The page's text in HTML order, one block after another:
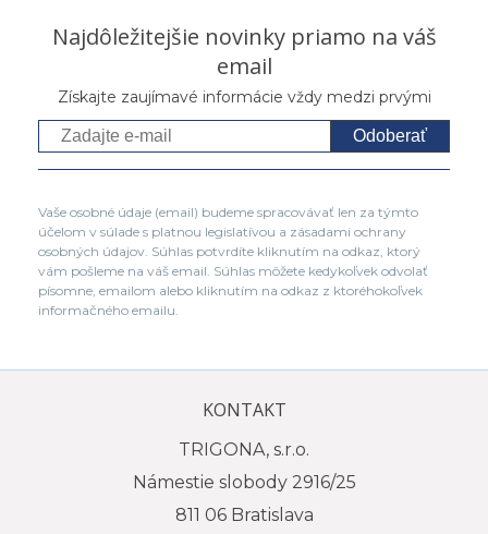
Najdôležitejšie novinky priamo na váš
email
Získajte zaujímavé informácie vždy medzi prvými
Odoberať
Vaše osobné údaje (email) budeme spracovávať len za týmto
účelom v súlade s platnou legislatívou a zásadami ochrany
osobných údajov. Súhlas potvrdíte kliknutím na odkaz, ktorý
vám pošleme na váš email. Súhlas môžete kedykoľvek odvolať
písomne, emailom alebo kliknutím na odkaz z ktoréhokoľvek
informačného emailu.
KONTAKT
TRIGONA, s.r.o.
Námestie slobody 2916/25
811 06 Bratislava